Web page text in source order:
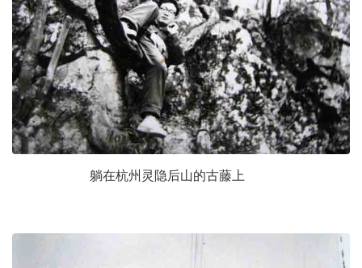
躺在杭州灵隐后山的古藤上